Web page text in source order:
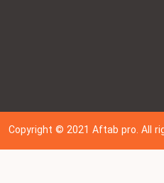
Copyright © 202 1Aftab pro. All